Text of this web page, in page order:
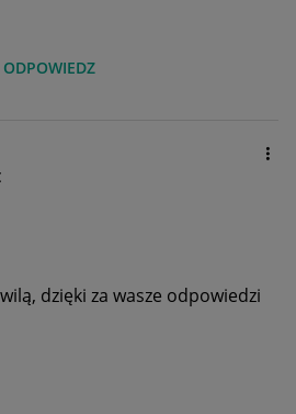
ODPOWIEDZ
dzięki za wasze odpowiedzi